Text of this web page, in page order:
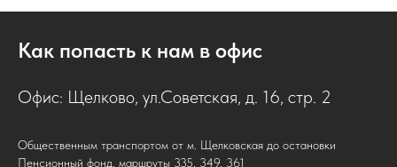
Как попасть к нам в офис
Офис: Щелково, ул.Советская, д. 16, стр. 2
Общественным транспортом от м. Щелковская до остановки
Пенсионный фонд, маршруты 335, 349, 361